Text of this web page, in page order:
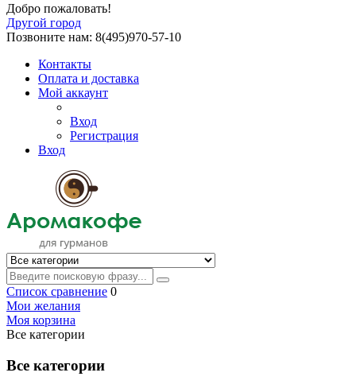
Добро пожаловать!
Другой город
Позвоните нам: 8(495)970-57-10
Контакты
Оплата и доставка
Мой аккаунт
Вход
Регистрация
Вход
Список сравнение 0
Мои желания
Моя корзина
Все категории
Все категории